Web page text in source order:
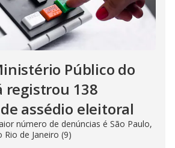
Público do
registrou 138
assédio eleitoral
número de denúncias é São Paulo,
de Janeiro (9)